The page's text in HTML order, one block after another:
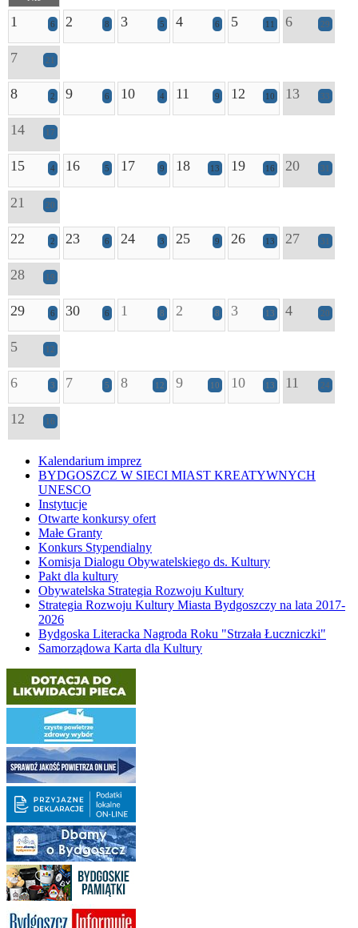
1 6 2 8 3 5 4 6 5 11 6 29
7 21
8 2 9 6 10 4 11 9 12 10 13 33
14 17
15 4 16 5 17 9 18 13 19 16 20 31
21 20
22 2 23 6 24 3 25 9 26 13 27 31
28 19
29 6 30 6 1 8 2 8 3 13 4 20
5 12
6 3 7 5 8 12 9 10 10 13 11 24
12 16
Kalendarium imprez
BYDGOSZCZ W SIECI MIAST KREATYWNYCH
UNESCO
Instytucje
Otwarte konkursy ofert
Małe Granty
Konkurs Stypendialny
Komisja Dialogu Obywatelskiego ds. Kultury
Pakt dla kultury
Obywatelska Strategia Rozwoju Kultury
Strategia Rozwoju Kultury Miasta Bydgoszczy na lata 2017-
2026
Bydgoska Literacka Nagroda Roku "Strzała Łuczniczki"
Samorządowa Karta dla Kultury